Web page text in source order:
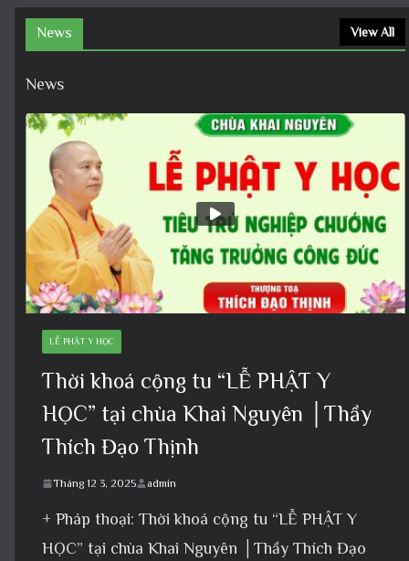
News View All
News
LỄ PHẬT Y HỌC
Thời khoá cộng tu “LỄ PHẬT Y
HỌC” tại chùa Khai Nguyên │Thầy
Thích Đạo Thịnh
Tháng 12 3, 2025 admin
+ Pháp thoại: Thời khoá cộng tu “LỄ PHẬT Y
HỌC” tại chùa Khai Nguyên │Thầy Thích Đạo